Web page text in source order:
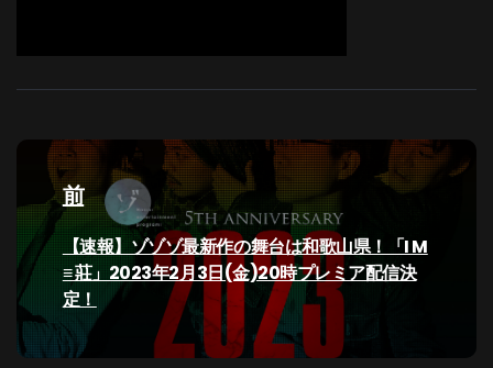
投
稿
ナ
ビ
ゲ
前
過
去
の
投
稿:
【速報】ゾゾゾ最新作の舞台は和歌山県！「I M
≡ 莊」2023年2月3日(金)20時プレミア配信決
定！